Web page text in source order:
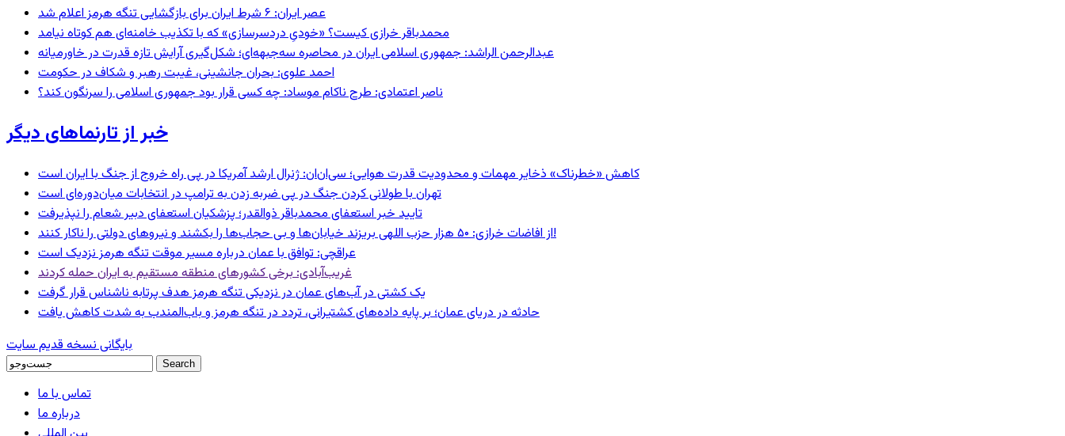
عصر ایران: ۶ شرط ایران برای بازگشایی تنگه هرمز اعلام شد
محمدباقر خرازی کیست؟ «خودیِ دردسرسازی» که با تکذیب خامنه‌ای هم کوتاه نیامد
عبدالرحمن الراشد: جمهوری اسلامی ایران در محاصره سه‌جبهه‌ای؛ شکل‌گیری آرایش تازه قدرت در خاورمیانه
احمد علوی: بحران جانشینی، غیبت رهبر و شکاف در حکومت
ناصر اعتمادی: طرح ناکام موساد: چه کسی قرار بود جمهوری اسلامی را سرنگون کند؟
خبر از تارنماهای دیگر
کاهش «خطرناک» ذخایر مهمات و محدودیت قدرت هوایی؛ سی‌ان‌ان: ژنرال ارشد آمریکا در پی راه خروج از جنگ با ایران است
تهران با طولانی کردن جنگ در پی ضربه زدن به ترامپ در انتخابات میان‌دوره‌ای است
تایید خبر استعفای محمدباقر ذوالقدر؛ پزشکیان استعفای دبیر شعام را نپذیرفت
از افاضات خرازی: ۵۰ هزار حزب اللهی بریزند خیابان‌ها و بی حجاب‌ها را بکشند و نیرو‌های دولتی را ناکار کنند!
عراقچی: توافق با عمان درباره مسیر موقت تنگه هرمز نزدیک است
غریب‌آبادی: برخی کشورهای منطقه مستقیم به ایران حمله کردند
یک کشتی در آب‌های عمان در نزدیکی تنگه هرمز هدف پرتابه ناشناس قرار گرفت
حادثه در دریای عمان؛ بر پایه داده‌های کشتیرانی، تردد در تنگه هرمز و باب‌المندب به شدت کاهش یافت
بایگانی نسخه قدیم سایت
تماس با ما
درباره ما